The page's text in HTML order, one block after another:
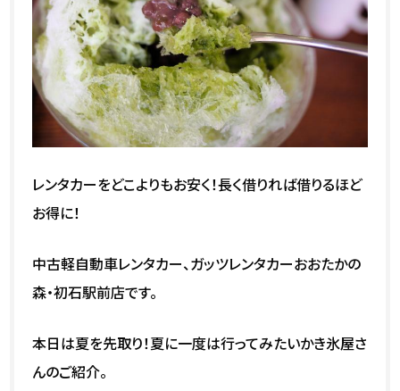
レンタカーをどこよりもお安く！長く借りれば借りるほど
お得に！
中古軽自動車レンタカー、ガッツレンタカーおおたかの
森・初石駅前店です。
本日は夏を先取り！夏に一度は行ってみたいかき氷屋さ
んのご紹介。